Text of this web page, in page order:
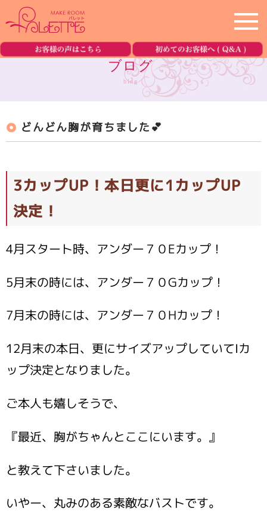
ホーム home
メニュー menu
ブログ blog
ブログ
blog
どんどん胸が育ちました💕
3カップUP！本日更に1カップUP
決定！
4月スタート時、アンダー７０Eカップ！
5月末の時には、アンダー７０Gカップ！
7月末の時には、アンダー７０Hカップ！
12月末の本日、更にサイズアップしていてIカ
ップ決定となりました。
ご本人も嬉しそうで、
『最近、胸がちゃんとここにいます。』
と教えて下さいました。
いやー、丸みのある素敵なバストです。